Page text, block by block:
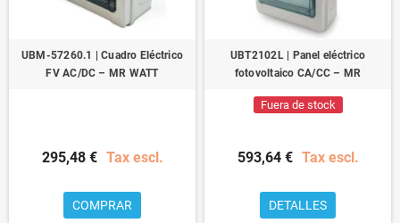
UBM-57260.1 | Cuadro Eléctrico
FV AC/DC – MR WATT
295,48 € Tax escl.
COMPRAR
UBT2102L | Panel eléctrico
fotovoltaico CA/CC – MR
Fuera de stock
593,64 € Tax escl.
DETALLES